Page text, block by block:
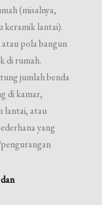
(misalnya,
keramik lantai).
pola bangun
di rumah.
jumlah benda
di kamar,
lantai, atau
yang